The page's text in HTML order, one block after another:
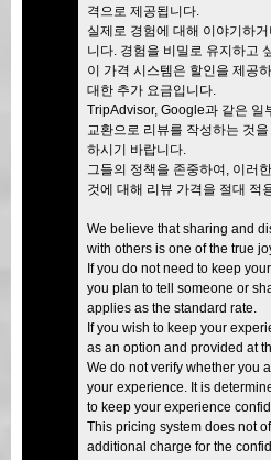
격으로 제공됩니다.
실제로 경험에 대해 이야기하
니다. 경험을 비밀로 유지하고
이 가격 시스템은 할인을 제공
대한 추가 요금입니다.
TripAdvisor, Google과 같은 일
교환으로 리뷰를 작성하는 것
하시기 바랍니다.
그들의 정책을 존중하여, 이러
것에 대해 리뷰 가격을 절대 적
We believe that sharing and
with others is one of the true
If you do not need to keep
you plan to tell someone or
applies as the standard rate.
If you wish to keep your
as an option and provided at
We do not verify whether you
your experience. It is
to keep your experience
This pricing system does not
additional charge for the